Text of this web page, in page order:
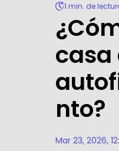
1 min. de
casa
nto?
Mar 23, 2026,